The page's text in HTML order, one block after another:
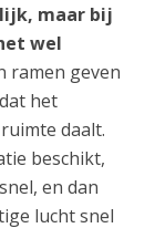
maar bij
wel
ramen geven
het
daalt.
beschikt,
en dan
lucht snel